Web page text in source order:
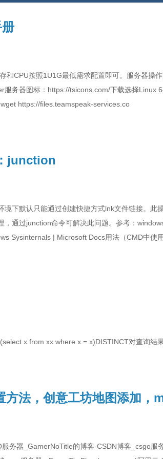
和CPU按照1U1G最低需求配置即可。服务器操
务器图标：https://tsicons.com/下载选择Linux
https://files.teamspeak-services.co
junction
下默认只能通过创建快捷方式lnk文件链接。此
通过junction命令可解决此问题。参考：
Sysinternals | Microsoft Docs用法（CMD中使
x from xx where x = x)DISTINCT对查询结
法，创意工坊地图添加，
务器_GamerNoTitle的博客-CSDN博客_csgo服